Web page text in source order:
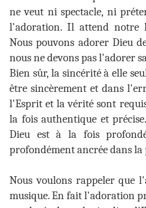
ne veut ni spectacle, ni
l'adoration. Il attend notre
Nous pouvons adorer Dieu
nous ne devons pas l'adorer
Bien sûr, la sincérité à elle
être sincèrement et dans
l'Esprit et la vérité sont
la fois authentique et
Dieu est à la fois
profondément ancrée dans la
Nous voulons rappeler que
musique. En fait l'adoration